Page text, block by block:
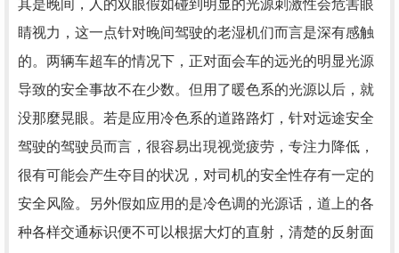
其是晚间，人的双眼假如碰到明显的光源刺激性会危害眼
睛视力，这一点针对晚间驾驶的老湿机们而言是深有感触
的。两辆车超车的情况下，正对面会车的远光的明显光源
导致的安全事故不在少数。但用了暖色系的光源以后，就
没那麼晃眼。若是应用冷色系的道路路灯，针对远途安全
驾驶的驾驶员而言，很容易出現视觉疲劳，专注力降低，
很有可能会产生夺目的状况，对司机的安全性存有一定的
安全风险。另外假如应用的是冷色调的光源话，道上的各
种各样交通标识便不可以根据大灯的直射，清楚的反射面